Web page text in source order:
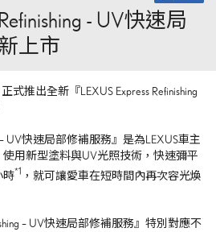
- UV快速局
上市
式推出全新『LEXUS Express Refinishing
– UV快速局部修補服務』是為LEXUS車主
用新型塗料與UV光照技術，快速彌平
時*1 ，就可讓愛車在短時間內再次容光煥
– UV快速局部修補服務』特別對應不